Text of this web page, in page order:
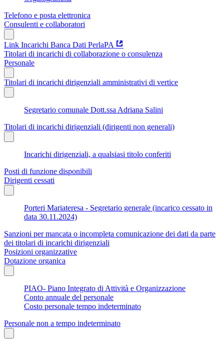
Telefono e posta elettronica
Consulenti e collaboratori
Link Incarichi Banca Dati PerlaPA
Titolari di incarichi di collaborazione o consulenza
Personale
Titolari di incarichi dirigenziali amministrativi di vertice
Segretario comunale Dott.ssa Adriana Salini
Titolari di incarichi dirigenziali (dirigenti non generali)
Incarichi dirigenziali, a qualsiasi titolo conferiti
Posti di funzione disponibili
Dirigenti cessati
Porteri Mariateresa - Segretario generale (incarico cessato in
data 30.11.2024)
Sanzioni per mancata o incompleta comunicazione dei dati da parte
dei titolari di incarichi dirigenziali
Posizioni organizzative
Dotazione organica
PIAO- Piano Integrato di Attività e Organizzazione
Conto annuale del personale
Costo personale tempo indeterminato
Personale non a tempo indeterminato